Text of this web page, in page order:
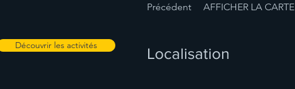
Découvrir les activités
Précédent AFFICHER LA CARTE
Localisation